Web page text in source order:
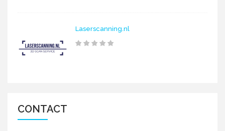
Laserscanning.nl
CONTACT